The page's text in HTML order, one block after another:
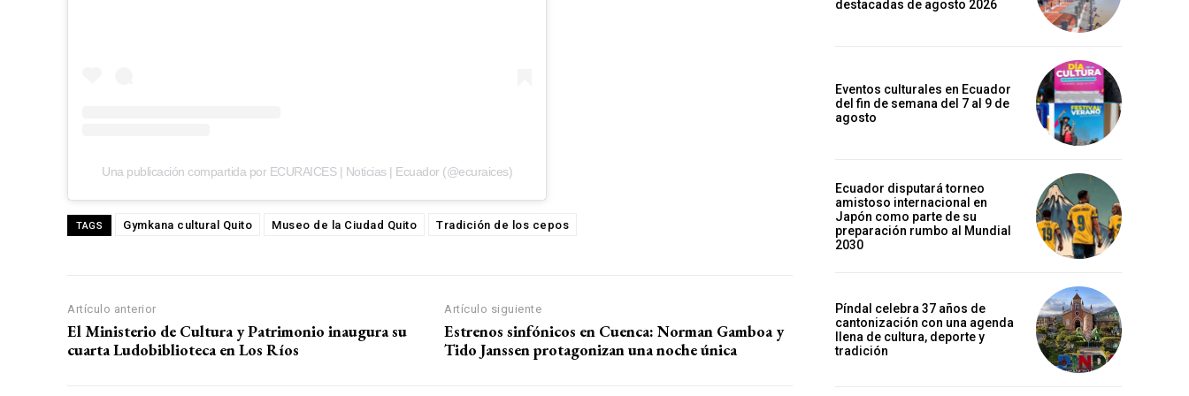
Una publicación compartida por ECURAICES | Noticias | Ecuador (@ecuraices)
TAGS Gymkana cultural Quito Museo de la Ciudad Quito Tradición de los cepos
Artículo anterior
El Ministerio de Cultura y Patrimonio inaugura su
cuarta Ludobiblioteca en Los Ríos
Artículo siguiente
Estrenos sinfónicos en Cuenca: Norman Gamboa y
Tido Janssen protagonizan una noche única
destacadas de agosto 2026
Eventos culturales en Ecuador
del fin de semana del 7 al 9 de
agosto
Ecuador disputará torneo
amistoso internacional en
Japón como parte de su
preparación rumbo al Mundial
2030
Píndal celebra 37 años de
cantonización con una agenda
llena de cultura, deporte y
tradición